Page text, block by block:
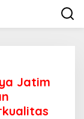
Jatim